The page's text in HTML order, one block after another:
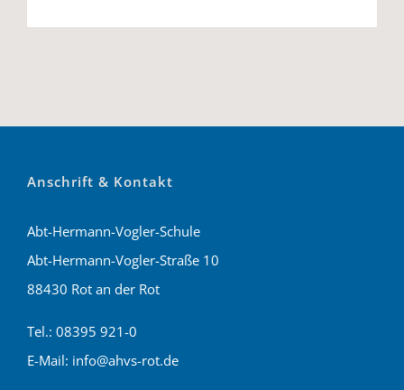
Anschrift & Kontakt
Abt-Hermann-Vogler-Schule
Abt-Hermann-Vogler-Straße 10
88430 Rot an der Rot
Tel.: 08395 921-0
E-Mail: info@ahvs-rot.de